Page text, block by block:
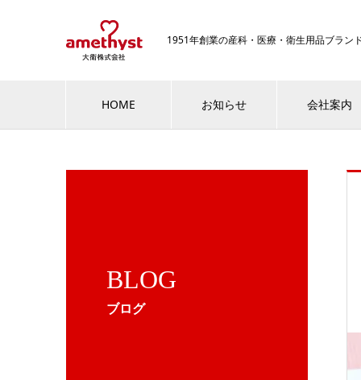
1951年創業の産科・医療・衛生用品ブラン
HOME お知らせ 会社案内
BLOG
ブログ